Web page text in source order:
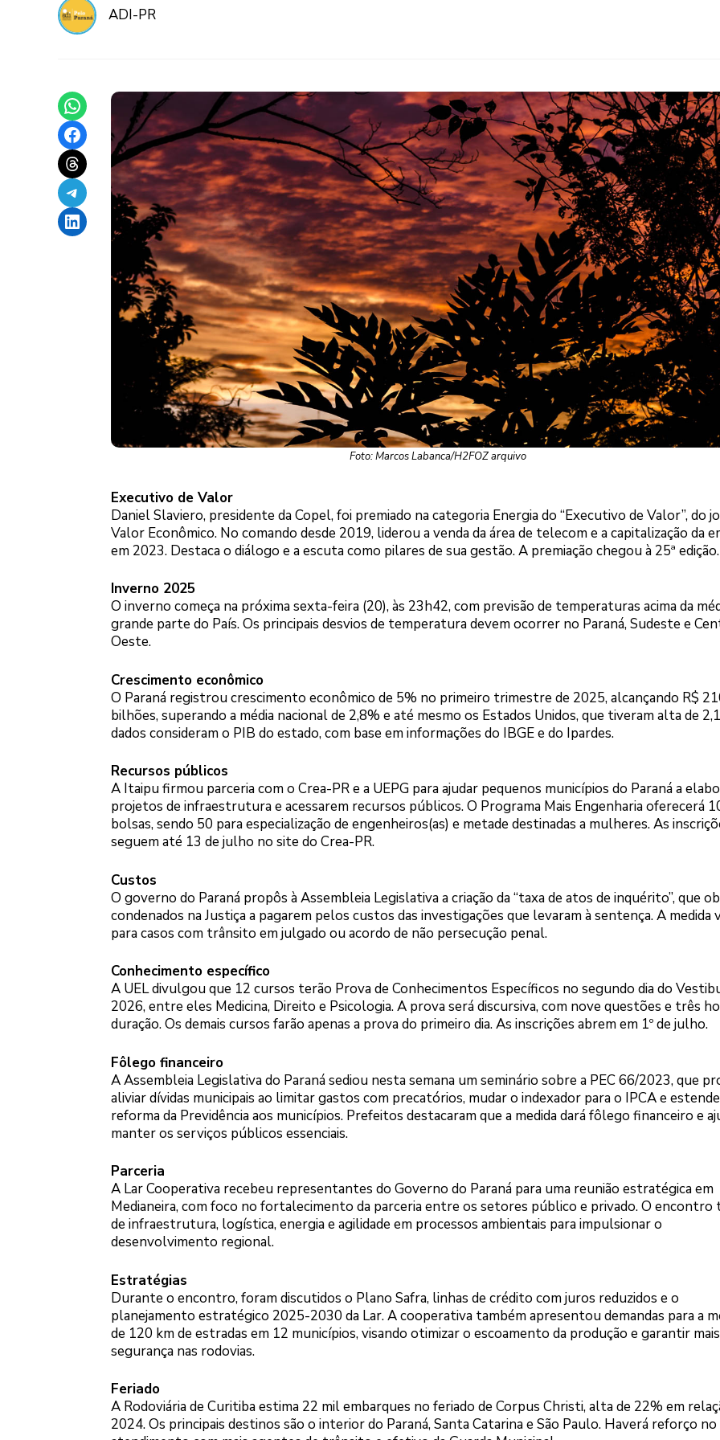
ADI-PR
Share on WhatsApp
Share on Facebook
Share on Threads
Share on Telegram
Share on LinkedIn
Foto: Marcos Labanca/H2FOZ arquivo
Executivo de Valor
Daniel Slaviero, presidente da Copel, foi premiado na categoria Energia do “Executivo de Valor”, do
Valor Econômico. No comando desde 2019, liderou a venda da área de telecom e a capitalização da
em 2023. Destaca o diálogo e a escuta como pilares de sua gestão. A premiação chegou à 25ª edição.
Inverno 2025
O inverno começa na próxima sexta-feira (20), às 23h42, com previsão de temperaturas acima da
grande parte do País. Os principais desvios de temperatura devem ocorrer no Paraná, Sudeste e
Oeste.
Crescimento econômico
O Paraná registrou crescimento econômico de 5% no primeiro trimestre de 2025, alcançando R$
bilhões, superando a média nacional de 2,8% e até mesmo os Estados Unidos, que tiveram alta de
dados consideram o PIB do estado, com base em informações do IBGE e do Ipardes.
Recursos públicos
A Itaipu firmou parceria com o Crea-PR e a UEPG para ajudar pequenos municípios do Paraná a
projetos de infraestrutura e acessarem recursos públicos. O Programa Mais Engenharia oferecerá
bolsas, sendo 50 para especialização de engenheiros(as) e metade destinadas a mulheres. As
seguem até 13 de julho no site do Crea-PR.
Custos
O governo do Paraná propôs à Assembleia Legislativa a criação da “taxa de atos de inquérito”, que
condenados na Justiça a pagarem pelos custos das investigações que levaram à sentença. A medida
para casos com trânsito em julgado ou acordo de não persecução penal.
Conhecimento específico
A UEL divulgou que 12 cursos terão Prova de Conhecimentos Específicos no segundo dia do
2026, entre eles Medicina, Direito e Psicologia. A prova será discursiva, com nove questões e três
duração. Os demais cursos farão apenas a prova do primeiro dia. As inscrições abrem em 1º de julho.
Fôlego financeiro
A Assembleia Legislativa do Paraná sediou nesta semana um seminário sobre a PEC 66/2023, que
aliviar dívidas municipais ao limitar gastos com precatórios, mudar o indexador para o IPCA e
reforma da Previdência aos municípios. Prefeitos destacaram que a medida dará fôlego financeiro e
manter os serviços públicos essenciais.
Parceria
A Lar Cooperativa recebeu representantes do Governo do Paraná para uma reunião estratégica em
Medianeira, com foco no fortalecimento da parceria entre os setores público e privado. O
de infraestrutura, logística, energia e agilidade em processos ambientais para impulsionar o
desenvolvimento regional.
Estratégias
Durante o encontro, foram discutidos o Plano Safra, linhas de crédito com juros reduzidos e o
planejamento estratégico 2025-2030 da Lar. A cooperativa também apresentou demandas para a
de 120 km de estradas em 12 municípios, visando otimizar o escoamento da produção e garantir mais
segurança nas rodovias.
Feriado
A Rodoviária de Curitiba estima 22 mil embarques no feriado de Corpus Christi, alta de 22% em
2024. Os principais destinos são o interior do Paraná, Santa Catarina e São Paulo. Haverá reforço no